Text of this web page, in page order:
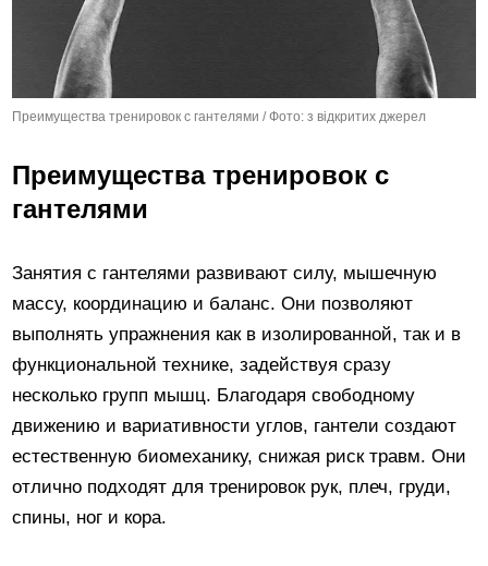
Преимущества тренировок с гантелями / Фото: з відкритих джерел
Преимущества тренировок с
гантелями
Занятия с гантелями развивают силу, мышечную
массу, координацию и баланс. Они позволяют
выполнять упражнения как в изолированной, так и в
функциональной технике, задействуя сразу
несколько групп мышц. Благодаря свободному
движению и вариативности углов, гантели создают
естественную биомеханику, снижая риск травм. Они
отлично подходят для тренировок рук, плеч, груди,
спины, ног и кора.